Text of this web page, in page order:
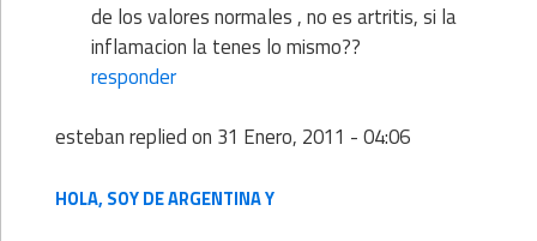
de los valores normales , no es artritis, si la
inflamacion la tenes lo mismo??
responder
estebanreplied on 31 Enero, 2011 - 04:06
HOLA, SOY DE ARGENTINA Y